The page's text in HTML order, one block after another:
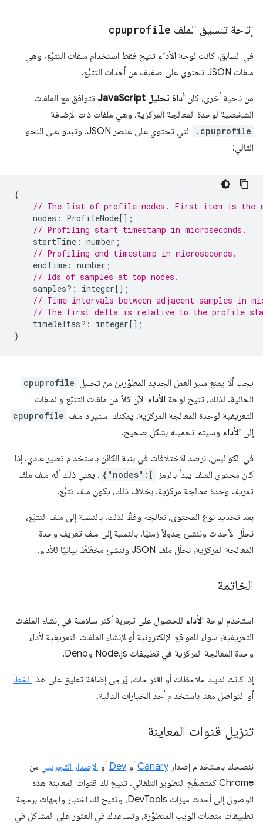
إتاحة تنسيق الملف cpuprofile
في السابق، كانت لوحة الأداء تتيح فقط استخدام ملفات التتبُّع، وهي
ملفات JSON تحتوي على صفيف من أحداث التتبُّع.
من ناحية أخرى، كان أداة تحليل JavaScript
تتوافق مع الملفات
الشخصية لوحدة المعالجة المركزية، وهي ملفات ذات الإضافة
.cpuprofile
التي تحتوي على عنصر JSON. وتبدو على النحو
التالي:
{
// The list of profile nodes. First item is the
nodes : ProfileNode[];
// Profiling start timestamp in microseconds.
startTime : number ;
// Profiling end timestamp in microseconds.
endTime : number ;
// Ids of samples at top nodes.
samples?: integer[];
// Time intervals between adjacent samples in
// The first delta is relative to the profile
timeDeltas?: integer[];
}
يجب ألا يمنع سير العمل الجديد المطوّرين من تحليل cpuprofile
الحالية. لذلك، تتيح لوحة الأداء الآن كلاً من ملفات التتبّع والملفات
التعريفية لوحدة المعالجة المركزية. يمكنك استيراد ملف cpuprofile
إلى الأداء وسيتم تحميله بشكل صحيح.
في الكواليس، نرصد الاختلافات في بنية الكائن باستخدام تعبير عادي. إذا
كان محتوى الملف يبدأ بالرمز
{"nodes":[ ، يعني ذلك أنّه ملف ملف
تعريف وحدة معالجة مركزية. بخلاف ذلك، يكون ملف تتبُّع.
بعد تحديد نوع المحتوى، نعالجه وفقًا لذلك. بالنسبة إلى ملف التتبّع،
نحلّل الأحداث وننشئ جدولاً زمنيًا. بالنسبة إلى ملف تعريف وحدة
المعالجة المركزية، نحلّل ملف JSON وننشئ مخطّطًا بيانيًا للأداء.
الخاتمة
استخدِم لوحة الأداء للحصول على تجربة أكثر سلاسة في إنشاء الملفات
التعريفية، سواء للمواقع الإلكترونية أو لإنشاء الملفات التعريفية لأداء
وحدة المعالجة المركزية في تطبيقات Node.js وDeno.
إذا كانت لديك ملاحظات أو اقتراحات، يُرجى إضافة تعليق على هذا الخطأ
أو التواصل معنا باستخدام أحد الخيارات التالية.
تنزيل قنوات المعاينة
ننصحك باستخدام إصدار Canary أو Dev أو الإصدار التجريبي من
Chrome كمتصفّح التطوير التلقائي. تتيح لك قنوات المعاينة هذه
الوصول إلى أحدث ميزات DevTools، وتتيح لك اختبار واجهات برمجة
تطبيقات منصات الويب المتطوّرة، وتساعدك في العثور على المشاكل في